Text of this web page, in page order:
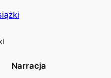
Narracja